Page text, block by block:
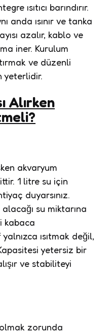
ısıtıcı barındırır.
anda ısınır ve tanka
azalır, kablo ve
iner. Kurulum
ve düzenli
yeterlidir.
Alırken
akvaryum
1 litre su için
duyarsınız.
su miktarına
kabaca
ısıtmak değil,
yetersiz bir
ve stabiliteyi
zorunda